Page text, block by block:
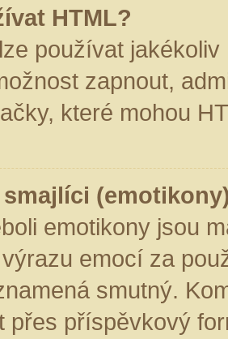
HTML?
používat
zapnout,
které mohou
emotikony jsou
emocí za
smutný.
přes příspěvkový